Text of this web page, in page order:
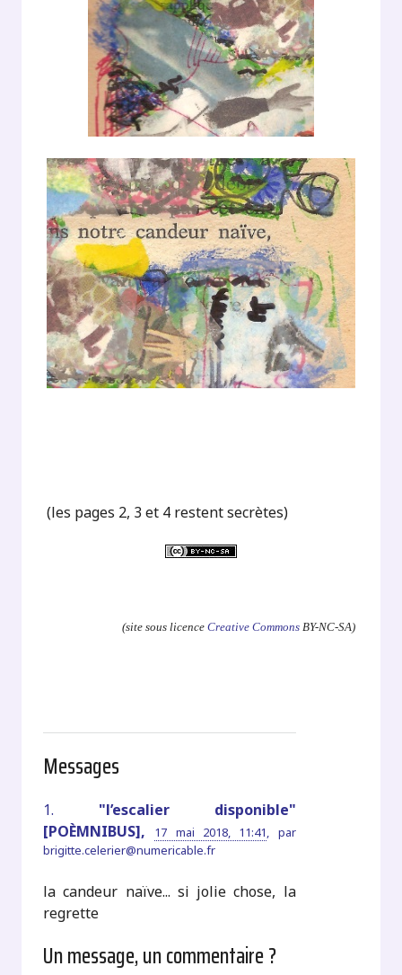
(les pages 2, 3 et 4 restent secrètes)
(site sous licence Creative CommonsBY-NC-SA)
Messages
1.
"l’escalier disponible"
[POÈMNIBUS],
17 mai 2018, 11:41, par
brigitte.celerier@numericable.fr
la candeur naïve... si jolie chose, la
regrette
Un message, un commentaire ?